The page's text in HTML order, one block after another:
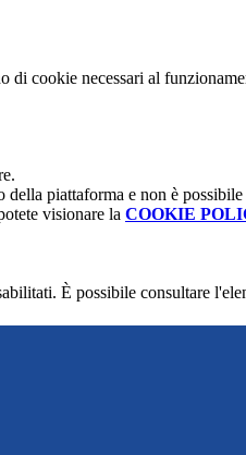
di cookie necessari al
piattaforma e non è
visionare la COOKIE
È possibile consultare